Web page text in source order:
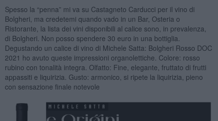
Spesso la “penna” mi va su Castagneto Carducci per il vino di
Bolgheri, ma credetemi quando vado in un Bar, Osteria o
Ristorante, la lista dei vini disponibili al calice sono, in prevalenza,
di Bolgheri. Non posso spendere 30 euro in una bottiglia.
Degustando un calice di vino di Michele Satta: Bolgheri Rosso DOC
2021 ho avuto queste impressioni organolettiche. Colore: rosso
rubino con tonalità integra. Olfatto: Fine, elegante, fruttato di frutti
appassiti e liquirizia. Gusto: armonico, si ripete la liquirizia, pieno
con sensazione finale notevole